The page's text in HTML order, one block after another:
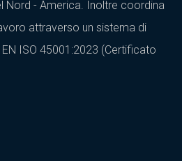
Nord - America. Inoltre coordina
attraverso un sistema di
ISO 45001:2023 (Certificato